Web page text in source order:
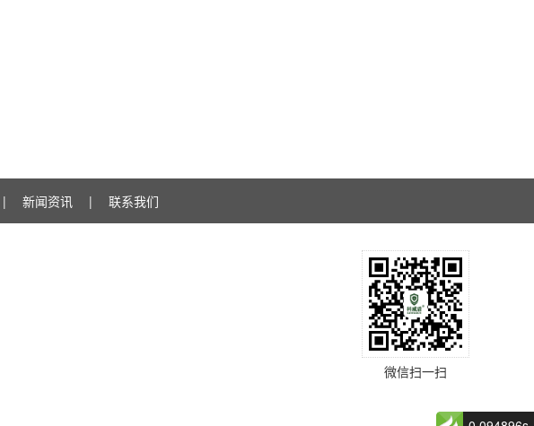
| 新闻资讯 | 联系我们
微信扫一扫